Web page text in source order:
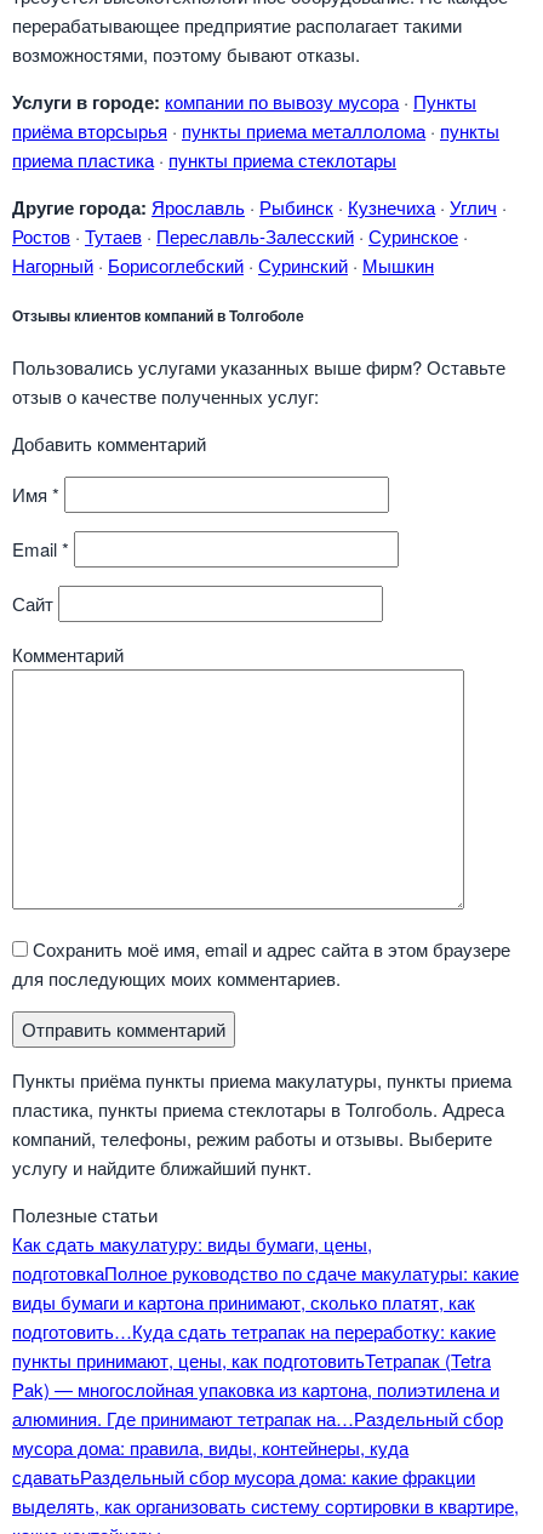
перерабатывающее предприятие располагает такими
возможностями, поэтому бывают отказы.
Услуги в городе: компании по вывозу мусора · Пункты
приёма вторсырья · пункты приема металлолома · пункты
приема пластика · пункты приема стеклотары
Другие города: Ярославль · Рыбинск · Кузнечиха · Углич ·
Ростов · Тутаев · Переславль-Залесский · Суринское ·
Нагорный · Борисоглебский · Суринский · Мышкин
Отзывы клиентов компаний в Толгоболе
Пользовались услугами указанных выше фирм? Оставьте
отзыв о качестве полученных услуг:
Добавить комментарий
Имя *
Email*
Сайт
Комментарий
Сохранить моё имя, email и адрес сайта в этом браузере
для последующих моих комментариев.
Пункты приёма пункты приема макулатуры, пункты приема
пластика, пункты приема стеклотары в Толгоболь. Адреса
компаний, телефоны, режим работы и отзывы. Выберите
услугу и найдите ближайший пункт.
Полезные статьи
Как сдать макулатуру: виды бумаги, цены,
подготовкаПолное руководство по сдаче макулатуры: какие
виды бумаги и картона принимают, сколько платят, как
подготовить…Куда сдать тетрапак на переработку: какие
пункты принимают, цены, как подготовитьТетрапак (Tetra
Pak) — многослойная упаковка из картона, полиэтилена и
алюминия. Где принимают тетрапак на…Раздельный сбор
мусора дома: правила, виды, контейнеры, куда
сдаватьРаздельный сбор мусора дома: какие фракции
выделять, как организовать систему сортировки в квартире,